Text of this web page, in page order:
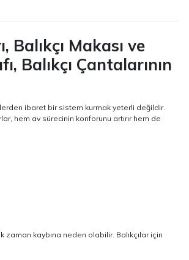
Makası ve
Balıkçı Çantalarının
ibaret bir sistem kurmak yeterli değildir.
hem av sürecinin konforunu artırır hem de
kaybına neden olabilir. Balıkçılar için